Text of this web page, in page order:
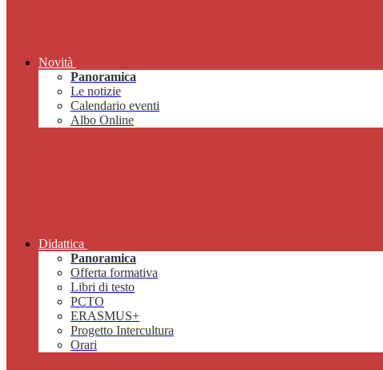
Novità
Panoramica
Le notizie
Calendario eventi
Albo Online
Didattica
Panoramica
Offerta formativa
Libri di testo
PCTO
ERASMUS+
Progetto Intercultura
Orari